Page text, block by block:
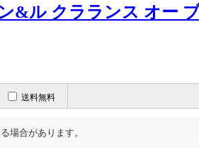
&ル クラランス オー
送料無料
場合があります。